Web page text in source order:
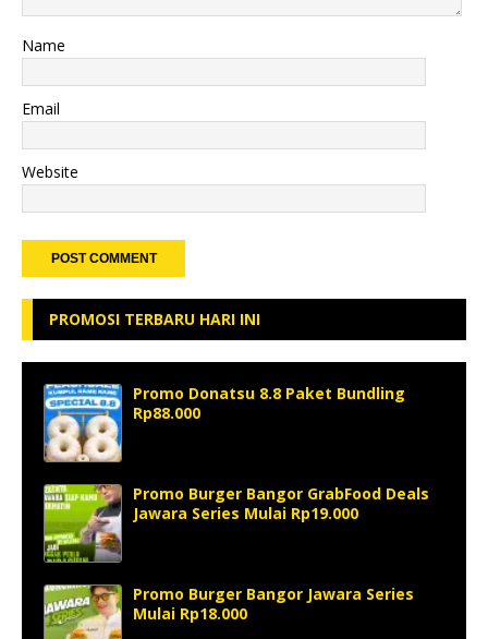
Name
Email
Website
PROMOSI TERBARU HARI INI
Promo Donatsu 8.8 Paket Bundling
Rp88.000
Promo Burger Bangor GrabFood Deals
Jawara Series Mulai Rp19.000
Promo Burger Bangor Jawara Series
Mulai Rp18.000